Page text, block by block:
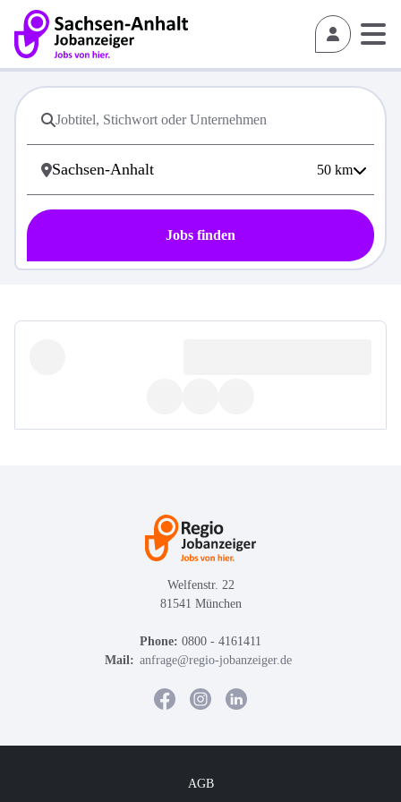
50 km
Jobs finden
Welfenstr. 22
81541 München
Phone: 0800 - 4161411
Mail: anfrage@regio-jobanzeiger.de
AGB